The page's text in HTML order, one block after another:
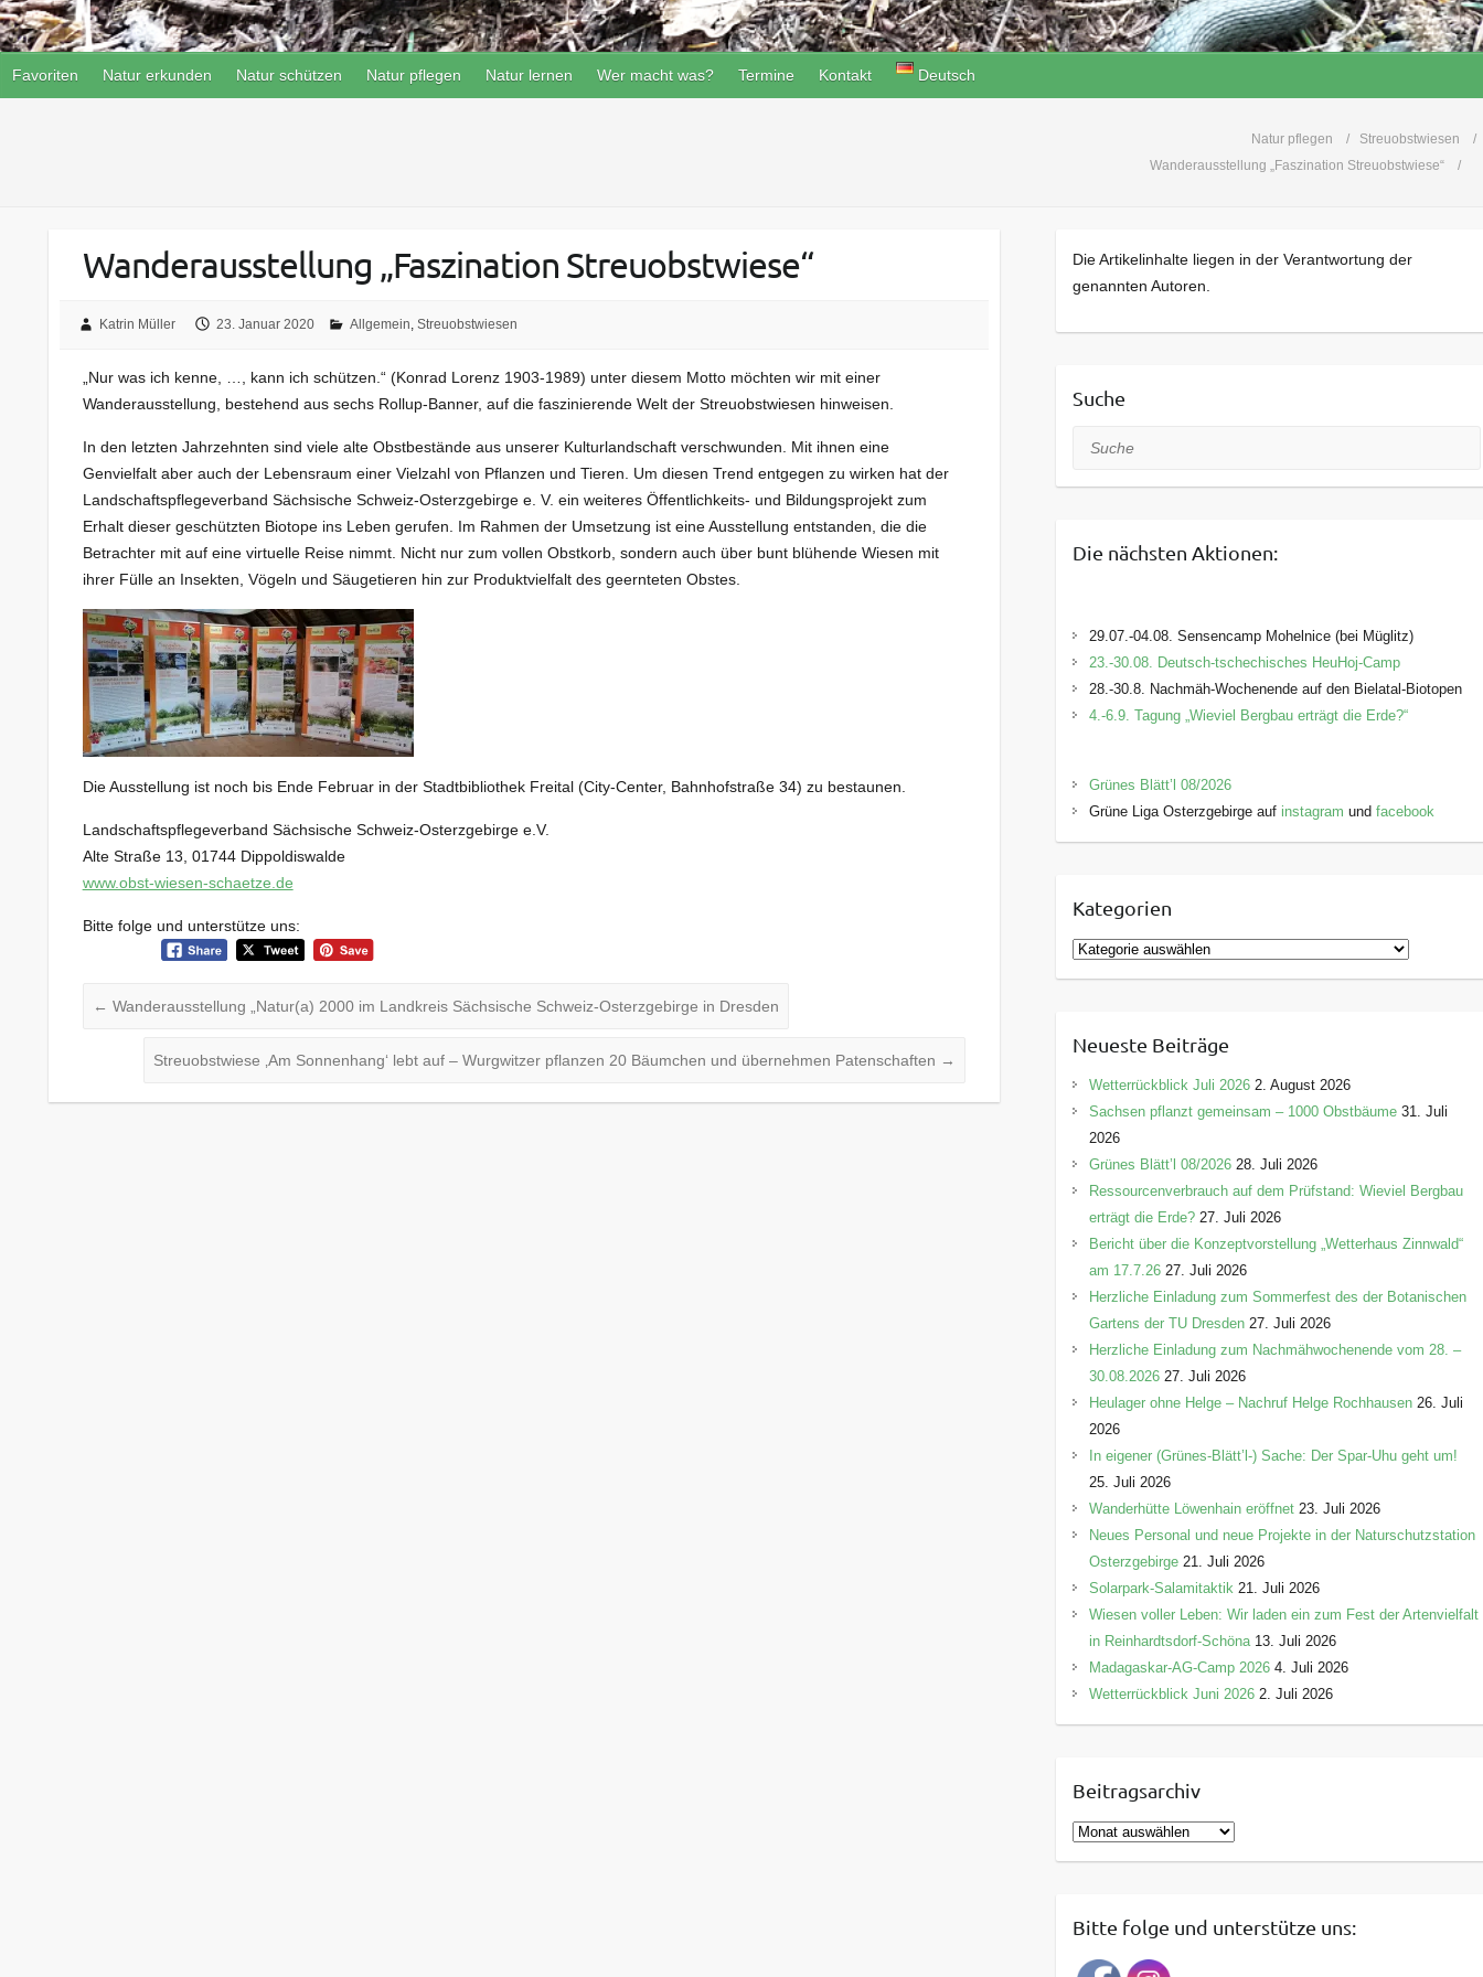
Favoriten Natur erkunden Natur schützen Natur pflegen Natur lernen Wer macht was? Termine Kontakt Deutsch
Natur pflegen
Streuobstwiesen
Wanderausstellung „Faszination Streuobstwiese“
Wanderausstellung „Faszination Streuobstwiese“
Katrin Müller 23. Januar 2020 Allgemein,Streuobstwiesen
„Nur was ich kenne, …, kann ich schützen.“ (Konrad Lorenz 1903-1989) unter diesem Motto möchten wir mit einer
Wanderausstellung, bestehend aus sechs Rollup-Banner, auf die faszinierende Welt der Streuobstwiesen hinweisen.
In den letzten Jahrzehnten sind viele alte Obstbestände aus unserer Kulturlandschaft verschwunden. Mit ihnen eine
Genvielfalt aber auch der Lebensraum einer Vielzahl von Pflanzen und Tieren. Um diesen Trend entgegen zu wirken hat der
Landschaftspflegeverband Sächsische Schweiz-Osterzgebirge e. V. ein weiteres Öffentlichkeits- und Bildungsprojekt zum
Erhalt dieser geschützten Biotope ins Leben gerufen. Im Rahmen der Umsetzung ist eine Ausstellung entstanden, die die
Betrachter mit auf eine virtuelle Reise nimmt. Nicht nur zum vollen Obstkorb, sondern auch über bunt blühende Wiesen mit
ihrer Fülle an Insekten, Vögeln und Säugetieren hin zur Produktvielfalt des geernteten Obstes.
Die Ausstellung ist noch bis Ende Februar in der Stadtbibliothek Freital (City-Center, Bahnhofstraße 34) zu bestaunen.
Landschaftspflegeverband Sächsische Schweiz-Osterzgebirge e.V.
Alte Straße 13, 01744 Dippoldiswalde
www.obst-wiesen-schaetze.de
Bitte folge und unterstütze uns:
← Wanderausstellung „Natur(a) 2000 im Landkreis Sächsische Schweiz-Osterzgebirge in Dresden
Streuobstwiese ‚Am Sonnenhang‘ lebt auf – Wurgwitzer pflanzen 20 Bäumchen und übernehmen Patenschaften →
Die Artikelinhalte liegen in der Verantwortung der
genannten Autoren.
Suche
Suche
Die nächsten Aktionen:
29.07.-04.08. Sensencamp Mohelnice (bei Müglitz)
23.-30.08. Deutsch-tschechisches HeuHoj-Camp
28.-30.8. Nachmäh-Wochenende auf den Bielatal-Biotopen
4.-6.9. Tagung „Wieviel Bergbau erträgt die Erde?“
Grünes Blätt’l 08/2026
Grüne Liga Osterzgebirge auf instagram und facebook
Kategorien
K
a
g
o
r
e
n
Neueste Beiträge
Wetterrückblick Juli 2026 2. August 2026
Sachsen pflanzt gemeinsam – 1000 Obstbäume 31. Juli
2026
Grünes Blätt’l 08/2026 28. Juli 2026
Ressourcenverbrauch auf dem Prüfstand: Wieviel Bergbau
erträgt die Erde? 27. Juli 2026
Bericht über die Konzeptvorstellung „Wetterhaus Zinnwald“
am 17.7.26 27. Juli 2026
Herzliche Einladung zum Sommerfest des der Botanischen
Gartens der TU Dresden 27. Juli 2026
Herzliche Einladung zum Nachmähwochenende vom 28. –
30.08.2026 27. Juli 2026
Heulager ohne Helge – Nachruf Helge Rochhausen 26. Juli
2026
In eigener (Grünes-Blätt’l-) Sache: Der Spar-Uhu geht um!
25. Juli 2026
Wanderhütte Löwenhain eröffnet 23. Juli 2026
Neues Personal und neue Projekte in der Naturschutzstation
Osterzgebirge 21. Juli 2026
Solarpark-Salamitaktik 21. Juli 2026
Wiesen voller Leben: Wir laden ein zum Fest der Artenvielfalt
in Reinhardtsdorf-Schöna 13. Juli 2026
Madagaskar-AG-Camp 2026 4. Juli 2026
Wetterrückblick Juni 2026 2. Juli 2026
Beitragsarchiv
B
e
rBitte folge und unterstütze uns: